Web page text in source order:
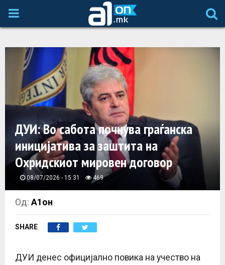
P
R
M
E
N
ДУИ: Во сабота почнува граѓанска
иницијатива за заштита на
Охридскиот мировен договор
08/07/2026 - 15:31 469
Од:А1он
SHARE
ДУИ денес официјално повика на учество на